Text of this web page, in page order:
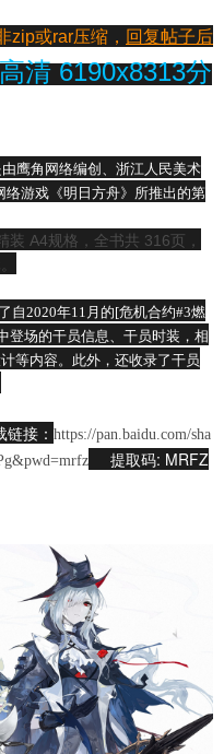
zip或rar压缩， 回复帖子后
清 6190x8313分
鹰角网络编创、 浙江人民美术
游戏《明日方舟》所推出的第
装 A4规格，全书共 316页，
自2020年11月的[危机合约#3燃
登场的干员信息、干员时装，相
等内容。此外，还收录了干员
链接： https://pan.baidu.com/sha
提取码: MRFZ